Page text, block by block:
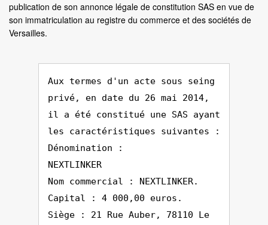
publication de son annonce légale de constitution SAS en vue de
son immatriculation au registre du commerce et des sociétés de
Versailles.
Aux termes d'un acte sous seing
privé, en date du 26 mai 2014,
il a été constitué une SAS ayant
les caractéristiques suivantes :
Dénomination :
NEXTLINKER
Nom commercial : NEXTLINKER.
Capital : 4 000,00 euros.
Siège : 21 Rue Auber, 78110 Le